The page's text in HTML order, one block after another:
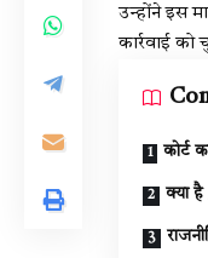
उन्होंने इस
कार्रवाई को
कोर्ट
क्या है